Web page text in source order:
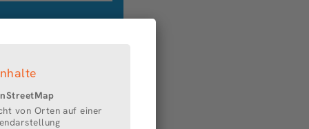
von Orten auf einer
Mail: